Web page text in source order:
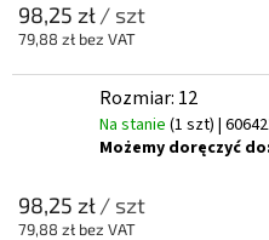
98,25 zł/ szt
79,88 zł bez VAT
Rozmiar: 12
Na stanie (1 szt) |
Możemy doręczyć do:
98,25 zł/ szt
79,88 zł bez VAT